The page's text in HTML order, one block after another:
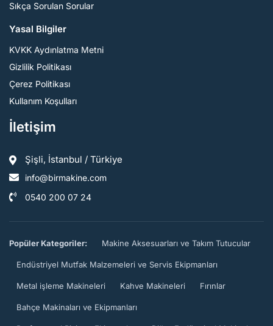
Sıkça Sorulan Sorular
Yasal Bilgiler
KVKK Aydınlatma Metni
Gizlilik Politikası
Çerez Politikası
Kullanım Koşulları
İletişim
Şişli, İstanbul / Türkiye
info@birmakine.com
0540 200 07 24
Popüler Kategoriler: Makine Aksesuarları ve Takım Tutucular
Endüstriyel Mutfak Malzemeleri ve Servis Ekipmanları
Metal işleme Makineleri Kahve Makineleri Fırınlar
Bahçe Makinaları ve Ekipmanları